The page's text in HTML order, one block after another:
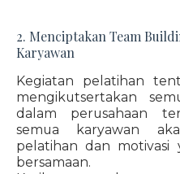
2. Menciptakan Team
Karyawan
Kegiatan pelatihan
mengikutsertakan
dalam perusahaan
semua karyawan
pelatihan dan motivasi
bersamaan.